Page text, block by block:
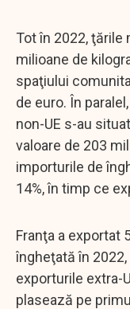
Tot în 2022, ţările
milioane de
spaţiului
de euro. În
non-UE s-au
valoare de 203
importurile de
14%, în timp ce
Franţa a exportat
îngheţată în
exporturile extra-
plasează pe